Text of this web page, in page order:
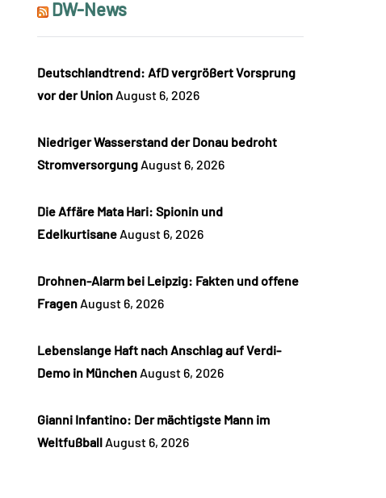
DW-News
Deutschlandtrend: AfD vergrößert Vorsprung
vor der Union August 6, 2026
Niedriger Wasserstand der Donau bedroht
Stromversorgung August 6, 2026
Die Affäre Mata Hari: Spionin und
Edelkurtisane August 6, 2026
Drohnen-Alarm bei Leipzig: Fakten und offene
Fragen August 6, 2026
Lebenslange Haft nach Anschlag auf Verdi-
Demo in München August 6, 2026
Gianni Infantino: Der mächtigste Mann im
Weltfußball August 6, 2026